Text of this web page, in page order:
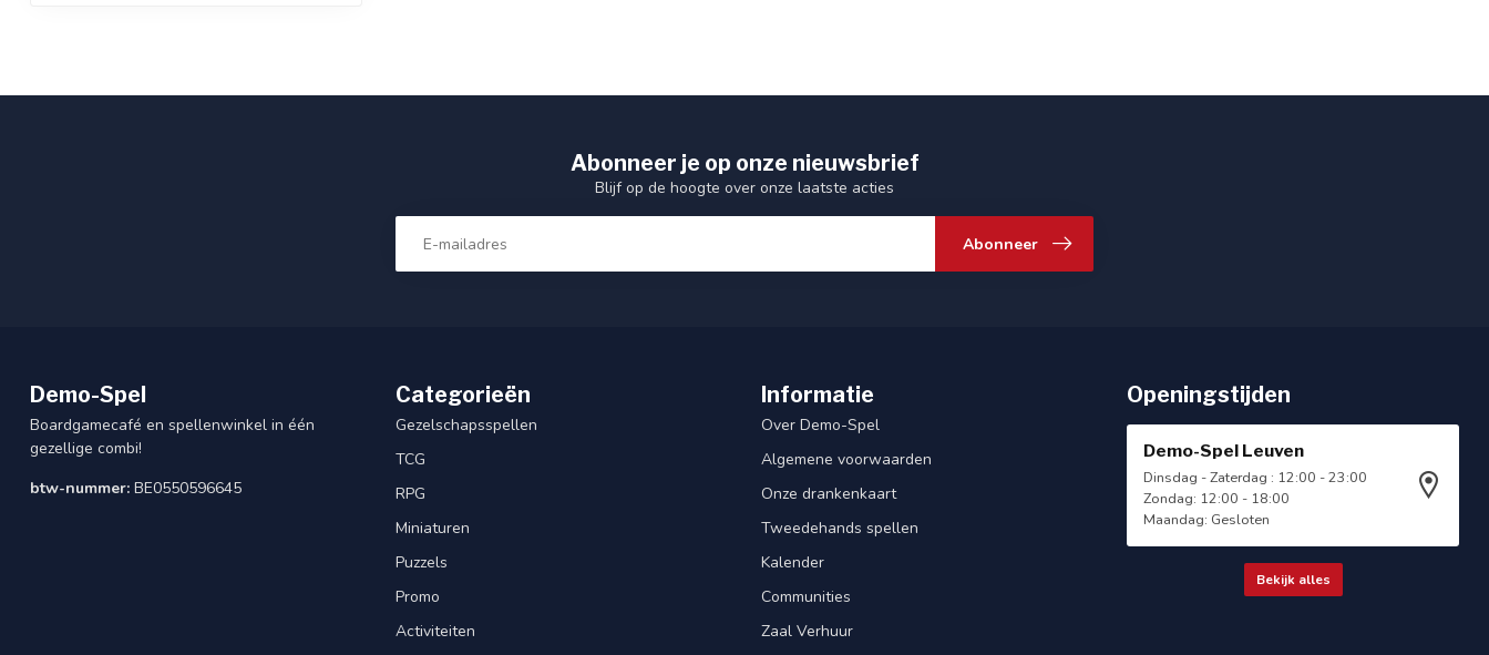
Abonneer je op onze nieuwsbrief
Blijf op de hoogte over onze laatste acties
Abonneer
Demo-Spel
Boardgamecafé en spellenwinkel in één
gezellige combi!
btw-nummer: BE0550596645
Categorieën
Gezelschapsspellen
TCG
RPG
Miniaturen
Puzzels
Promo
Activiteiten
Informatie
Over Demo-Spel
Algemene voorwaarden
Onze drankenkaart
Tweedehands spellen
Kalender
Communities
Zaal Verhuur
Openingstijden
Demo-Spel Leuven
Dinsdag - Zaterdag : 12:00 - 23:00
Zondag: 12:00 - 18:00
Maandag: Gesloten
Bekijk alles